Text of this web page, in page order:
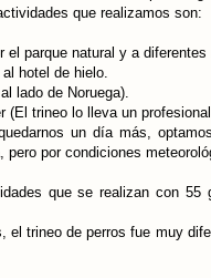
que realizamos son:
parque natural y a diferentes
hotel de hielo.
lado de Noruega).
(El trineo lo lleva un
un día más,
pero por condiciones
que se realizan con
trineo de perros fue muy